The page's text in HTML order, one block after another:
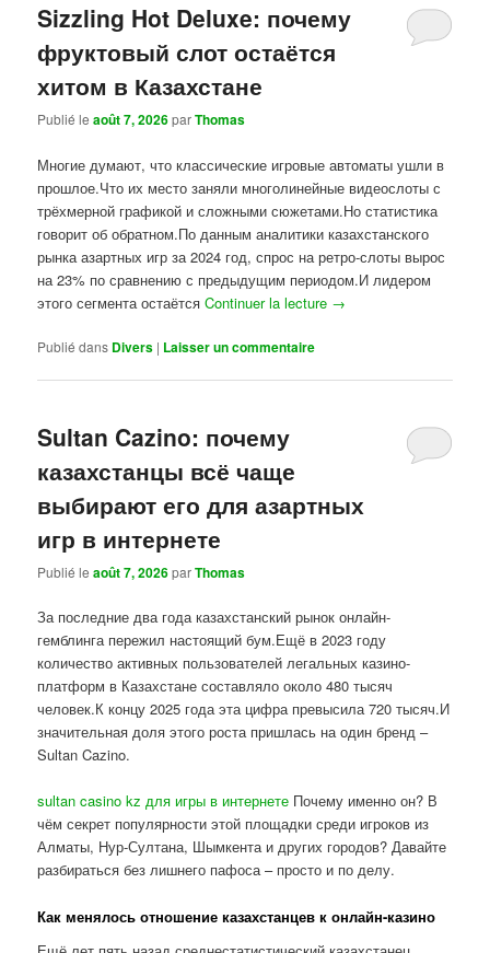
Sizzling Hot Deluxe: почему
фруктовый слот остаётся
хитом в Казахстане
Publié leaoût 7, 2026parThomas
Многие думают, что классические игровые автоматы ушли в
прошлое.Что их место заняли многолинейные видеослоты с
трёхмерной графикой и сложными сюжетами.Но статистика
говорит об обратном.По данным аналитики казахстанского
рынка азартных игр за 2024 год, спрос на ретро-слоты вырос
на 23% по сравнению с предыдущим периодом.И лидером
этого сегмента остаётсяContinuer la lecture →
Publié dans Divers | Laisser un commentaire
Sultan Cazino: почему
казахстанцы всё чаще
выбирают его для азартных
игр в интернете
Publié leaoût 7, 2026parThomas
За последние два года казахстанский рынок онлайн-
гемблинга пережил настоящий бум.Ещё в 2023 году
количество активных пользователей легальных казино-
платформ в Казахстане составляло около 480 тысяч
человек.К концу 2025 года эта цифра превысила 720 тысяч.И
значительная доля этого роста пришлась на один бренд –
Sultan Cazino.
sultan casino kz для игры в интернете Почему именно он? В
чём секрет популярности этой площадки среди игроков из
Алматы, Нур-Султана, Шымкента и других городов? Давайте
разбираться без лишнего пафоса – просто и по делу.
Как менялось отношение казахстанцев к онлайн-казино